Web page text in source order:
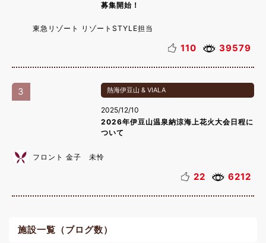
募集開始！
東急リゾート リゾートSTYLE担当
110 39579
3 熱海伊豆山 & VIALA
2025/12/10
2026年伊豆山温泉納涼海上花火大会日程に
ついて
フロント 金子 未怜
22 6212
施設一覧（ブログ数）